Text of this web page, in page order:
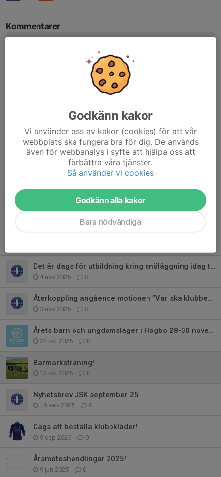
Kommentarer
18 maj, 16:55 1
Dags att beställa klubbkläder till sommarsäsong!
16 maj, 12:02 0
Fritidskortet, betalning för barnens aktiviteter!
Vi behöver din hjälp på Barnens Vasalopp
31 jan, 21:49 0
Det är dags för utbildning kring snöläggning idag tisdag 4/11
4 nov 2025 0
Återkoppling angående motionen ”Var ska klubben erbjuda skidspår?”
3 nov 2025 0
Årets barn och ungdomsläger i Högbo 28-30 november 2025
22 okt 2025 0
Barmarksträning!
13 okt 2025 0
Nyhetsbrev JSK september 25
16 sep 2025 0
Dags att beställa klubbkläder!
9 sep 2025 0
Årsmöteshandlingar 2025!
9 jun 2025 0
Godkänn kakor
Vi använder oss av kakor (cookies) för att vår
webbplats ska fungera bra för dig. De används
även för webbanalys i syfte att hjälpa oss att
förbättra våra tjänster.
Så använder vi cookies
Godkänn alla kakor
Bara nödvändiga